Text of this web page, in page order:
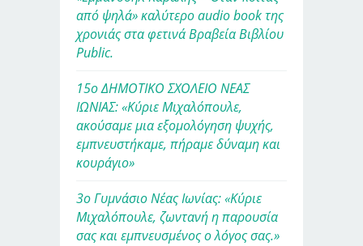
από ψηλά» καλύτερο audio book της
χρονιάς στα φετινά Βραβεία Βιβλίου
Public.
15ο ΔΗΜΟΤΙΚΟ ΣΧΟΛΕΙΟ ΝΕΑΣ
ΙΩΝΙΑΣ: «Κύριε Μιχαλόπουλε,
ακούσαμε μια εξομολόγηση ψυχής,
εμπνευστήκαμε, πήραμε δύναμη και
κουράγιο»
3ο Γυμνάσιο Νέας Ιωνίας: «Κύριε
Μιχαλόπουλε, ζωντανή η παρουσία
σας και εμπνευσμένος ο λόγος σας.»